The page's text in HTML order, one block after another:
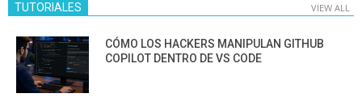
TUTORIALES VIEW ALL
CÓMO LOS HACKERS MANIPULAN GITHUB
COPILOT DENTRO DE VS CODE